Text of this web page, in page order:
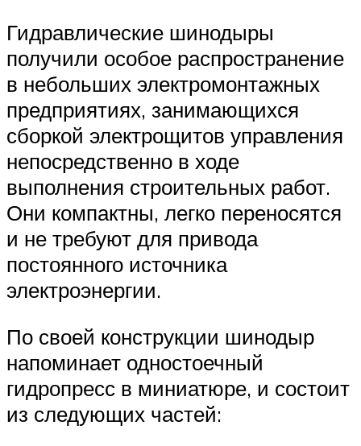
Гидравлические шинодыры
получили особое распространение
в небольших электромонтажных
предприятиях, занимающихся
сборкой электрощитов управления
непосредственно в ходе
выполнения строительных работ.
Они компактны, легко переносятся
и не требуют для привода
постоянного источника
электроэнергии.
По своей конструкции шинодыр
напоминает одностоечный
гидропресс в миниатюре, и состоит
из следующих частей: